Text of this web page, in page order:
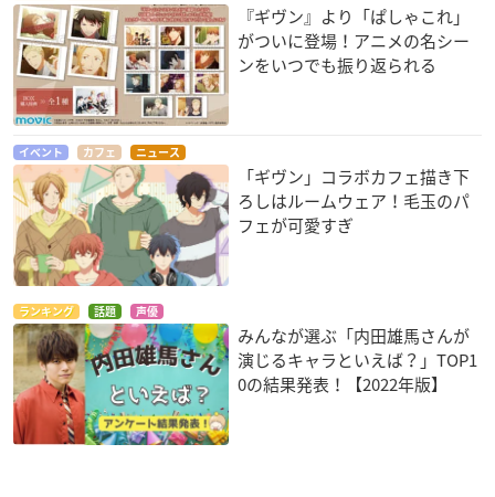
『ギヴン』より「ぱしゃこれ」
がついに登場！アニメの名シー
ンをいつでも振り返られる
イベント カフェ ニュース
「ギヴン」コラボカフェ描き下
ろしはルームウェア！毛玉のパ
フェが可愛すぎ
ランキング 話題 声優
みんなが選ぶ「内田雄馬さんが
演じるキャラといえば？」TOP1
0の結果発表！【2022年版】